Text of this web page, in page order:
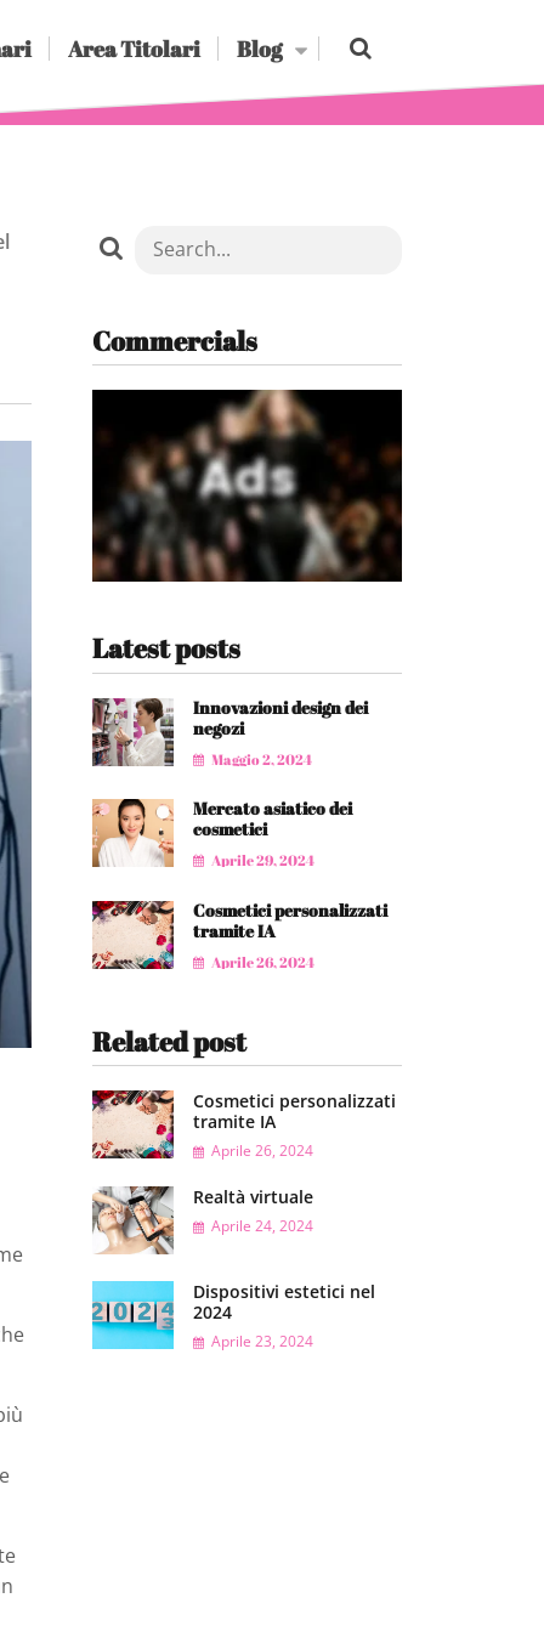
Area Titolari Blog
Commercials
Latest posts
Innovazioni design dei
negozi
Maggio 2, 2024
Mercato asiatico dei
cosmetici
Aprile 29, 2024
Cosmetici personalizzati
tramite IA
Aprile 26, 2024
Related post
Cosmetici personalizzati
tramite IA
Aprile 26, 2024
Realtà virtuale
Aprile 24, 2024
Dispositivi estetici nel
2024
Aprile 23, 2024